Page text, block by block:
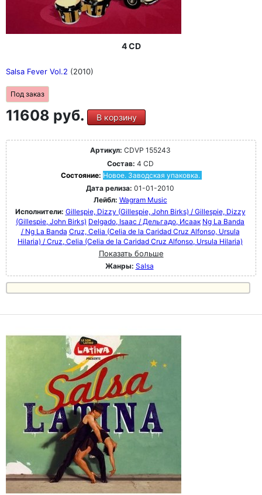
4 CD
Salsa Fever Vol.2 (2010)
Под заказ
11608 руб. В корзину
Артикул: CDVP 155243
Состав: 4 CD
Состояние: Новое. Заводская упаковка.
Дата релиза: 01-01-2010
Лейбл: Wagram Music
Исполнители: Gillespie, Dizzy (Gillespie, John Birks) / Gillespie, Dizzy
(Gillespie, John Birks) Delgado, Isaac / Дельгадо, Исаак Ng La Banda
/ Ng La Banda Cruz, Celia (Celia de la Caridad Cruz Alfonso, Ursula
Hilaria) / Cruz, Celia (Celia de la Caridad Cruz Alfonso, Ursula Hilaria)
Показать больше
Жанры: Salsa